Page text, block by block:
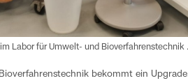
Labor für Umwelt- und Bioverfahrenstechnik .
bekommt ein